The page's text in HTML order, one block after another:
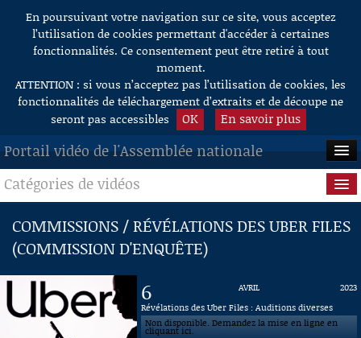
Aller au contenu
En poursuivant votre navigation sur ce site, vous acceptez
l’utilisation de cookies permettant d'accéder à certaines
fonctionnalités. Ce consentement peut être retiré à tout
moment.
ATTENTION : si vous n’acceptez pas l’utilisation de cookies, les
fonctionnalités de téléchargement d’extraits et de découpe ne
seront pas accessibles
OK En savoir plus
Portail vidéo de l'Assemblée nationale
ACCUEIL
EN DIRECT
À LA DEMANDE
RECHERCHE
AIDE À LA DÉCOUPE
DE VIDÉOS
Catégories de vidéos
Séance publique
Questions au Gouvernement
Commissions
Présidence
COMMISSIONS / RÉVÉLATIONS DES UBER FILES
(COMMISSION D'ENQUÊTE)
6 AVRIL
2023
Révélations des Uber Files : Auditions diverses
Non disponible. Demandez la mise en ligne en
cliquant ici.